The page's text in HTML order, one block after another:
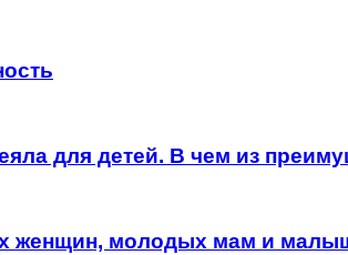
для детей. В чем из
женщин, молодых мам и